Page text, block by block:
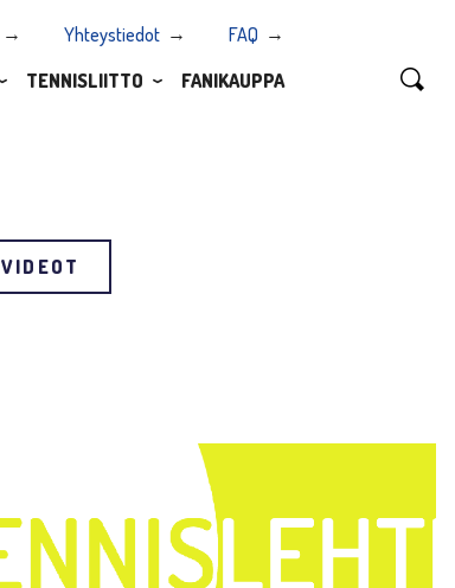
Yhteystiedot
FAQ
TENNISLIITTO FANIKAUPPA
VIDEOT